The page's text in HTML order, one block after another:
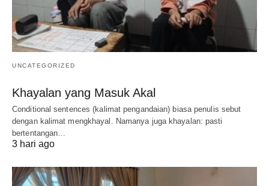
UNCATEGORIZED
Khayalan yang Masuk Akal
Conditional sentences (kalimat pengandaian) biasa penulis sebut
dengan kalimat mengkhayal. Namanya juga khayalan: pasti
bertentangan…
3 hari ago